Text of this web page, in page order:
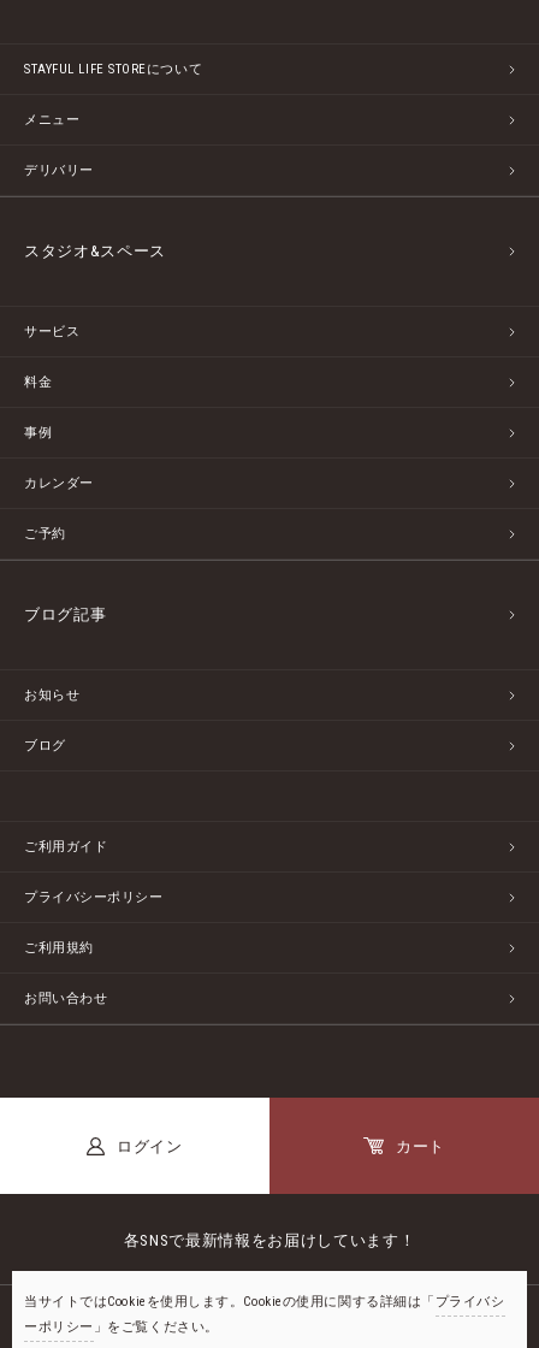
STAYFUL LIFE STOREについて
メニュー
デリバリー
スタジオ&スペース
サービス
料金
事例
カレンダー
ご予約
ブログ記事
お知らせ
ブログ
ご利用ガイド
プライバシーポリシー
ご利用規約
お問い合わせ
ログイン カート
各SNSで最新情報をお届けしています！
当サイトではCookieを使用します。Cookieの使用に関する詳細は「 プライバシ
ーポリシー 」をご覧ください。